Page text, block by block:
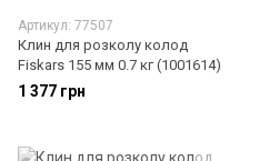
Артикул: 77507
Клин для розколу колод
Fiskars 155 мм 0.7 кг (1001614)
1 377 грн